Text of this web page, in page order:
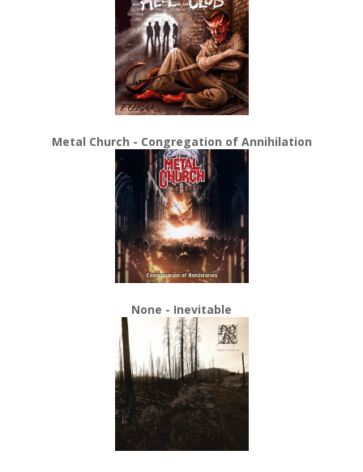
Metal Church - Congregation of Annihilation
None - Inevitable